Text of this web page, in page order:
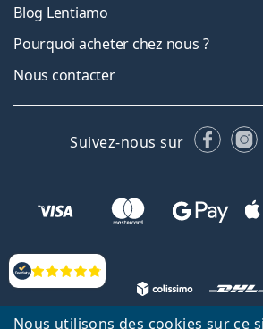
Nous utilisons des cookies sur ce
Évaluation
Blog Lentiamo
Pourquoi acheter chez nous ?
Nous contacter
Suivez-nous sur